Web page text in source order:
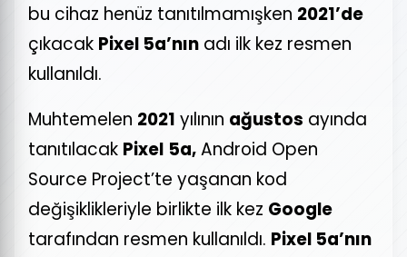
bu cihaz henüz tanıtılmamışken 2021’de
çıkacak Pixel 5a’nın adı ilk kez resmen
kullanıldı.
Muhtemelen 2021 yılının ağustos ayında
tanıtılacak Pixel 5a,Android Open
Source Project’te yaşanan kod
değişiklikleriyle birlikte ilk kez Google
tarafından resmen kullanıldı. Pixel 5a’nın